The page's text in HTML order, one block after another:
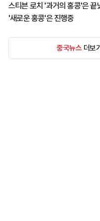
스티븐 로치 '과거의 홍콩'은 끝
'새로운 홍콩'은 진행중
중국뉴스더보기